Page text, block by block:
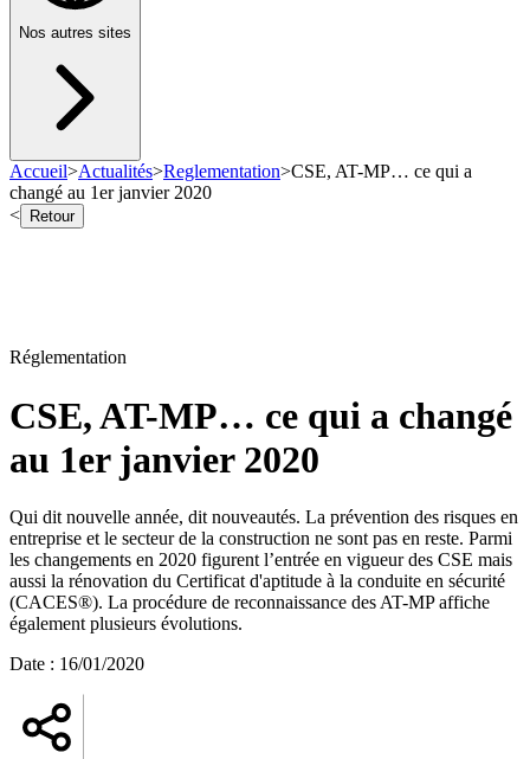
Nos autres sites
Accueil>Actualités>Reglementation>CSE, AT-MP… ce qui a
changé au 1er janvier 2020
<
Retour
Réglementation
CSE, AT-MP… ce qui a changé
au 1er janvier 2020
Qui dit nouvelle année, dit nouveautés. La prévention des risques en
entreprise et le secteur de la construction ne sont pas en reste. Parmi
les changements en 2020 figurent l’entrée en vigueur des CSE mais
aussi la rénovation du Certificat d'aptitude à la conduite en sécurité
(CACES®). La procédure de reconnaissance des AT-MP affiche
également plusieurs évolutions.
Date : 16/01/2020